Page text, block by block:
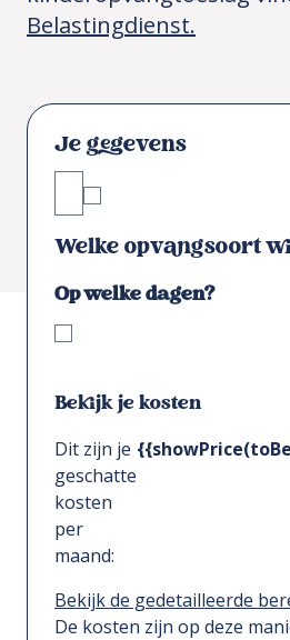
Belastingdienst.
Je gegevens
Welke opvangsoort
Op welke dagen?
Bekijk je kosten
Dit zijn je
geschatte
kosten
per
maand:
Bekijk de gedetailleerde
De kosten zijn op deze